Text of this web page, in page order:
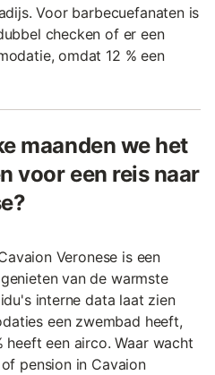
Voor barbecuefanaten is
checken of er een
omdat 12 % een
maanden we het
voor een reis naar
Veronese is een
van de warmste
interne data laat zien
een zwembad heeft,
heeft een airco. Waar wacht
pension in Cavaion